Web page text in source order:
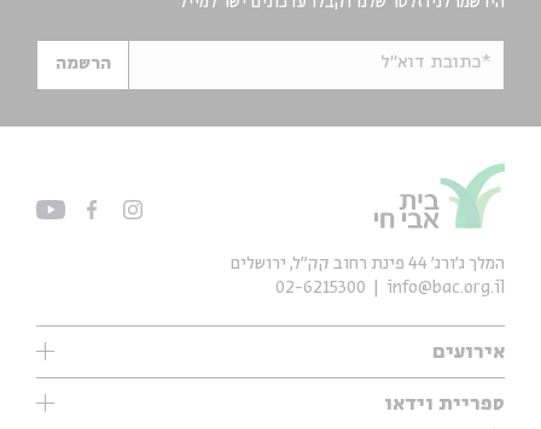
*כתובת דוא"ל הרשמה
אירועים
עיון
אנגלית
ספריית וידאו
המלך ג'ורג' 44 פינת רחוב קק״ל, ירושלים
info@bac.org.il
02-6215300